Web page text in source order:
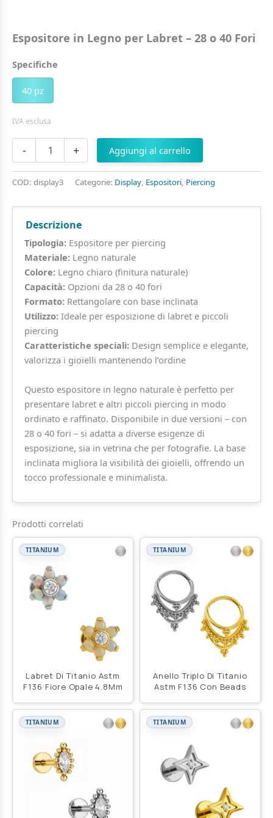
Espositore in Legno per Labret – 28 o 40 Fori
Specifiche
40 pz
IVA esclusa
-
Espositore
per
–
Fori
+ Aggiungi al carrello
COD: display3 Categorie: Display, Espositori, Piercing
Descrizione
Tipologia:Espositore per piercing
Materiale:Legno naturale
Colore:Legno chiaro (finitura naturale)
Capacità:Opzioni da 28 o 40 fori
Formato:Rettangolare con base inclinata
Utilizzo:Ideale per esposizione di labret e piccoli
piercing
Caratteristiche speciali:Design semplice e elegante,
valorizza i gioielli mantenendo l’ordine
Questo espositore in legno naturale è perfetto per
presentare labret e altri piccoli piercing in modo
ordinato e raffinato. Disponibile in due versioni – con
28 o 40 fori – si adatta a diverse esigenze di
esposizione, sia in vetrina che per fotografie. La base
inclinata migliora la visibilità dei gioielli, offrendo un
tocco professionale e minimalista.
Prodotti correlati
TITANIUM
Labret Di Titanio Astm
F136 Fiore Opale 4.8Mm
TITANIUM
Anello Triplo Di Titanio
Astm F136 Con Beads
TITANIUM TITANIUM